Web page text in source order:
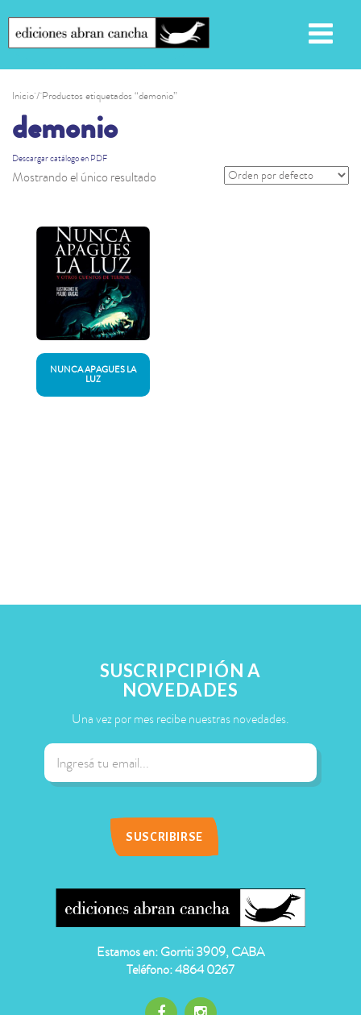
Inicio/ Productos etiquetados “demonio”
demonio
Descargar catálogo en PDF
Mostrando el único resultado
NUNCA APAGUES LA
LUZ
SUSCRIPCIPIÓN A
NOVEDADES
Una vez por mes recibe nuestras novedades.
Estamos en: Gorriti 3909, CABA
Teléfono: 4864 0267